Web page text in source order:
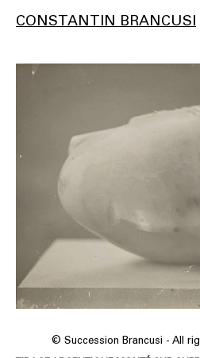
CONSTANTIN BRANCUSI
© Succession Brancusi - All